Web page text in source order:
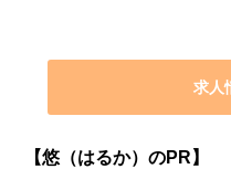
求人
【悠（はるか）のPR】